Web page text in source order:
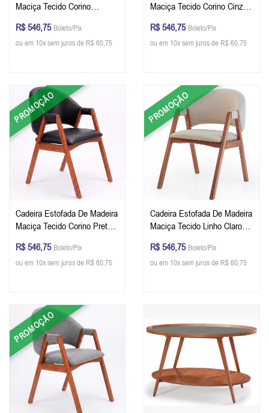
Maciça Tecido Corino
R$ 546,75 Boleto/Pix
ou em 10x sem juros de R$ 60,75
Maciça Tecido Corino Cinza
R$ 546,75 Boleto/Pix
ou em 10x sem juros de R$ 60,75
PROMOÇÃO
Cadeira Estofada De Madeira
Maciça Tecido Corino Preto
R$ 546,75 Boleto/Pix
ou em 10x sem juros de R$ 60,75
PROMOÇÃO
Cadeira Estofada De Madeira
Maciça Tecido Linho Claro
R$ 546,75 Boleto/Pix
ou em 10x sem juros de R$ 60,75
PROMOÇÃO